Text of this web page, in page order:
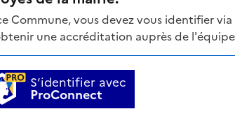
vous devez vous identifier via
une accréditation auprès de
S’identifier avec
ProConnect